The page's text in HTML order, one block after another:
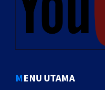
MENU UTAMA